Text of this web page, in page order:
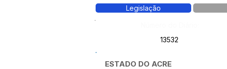
Legislação
13532
ESTADO DO ACRE